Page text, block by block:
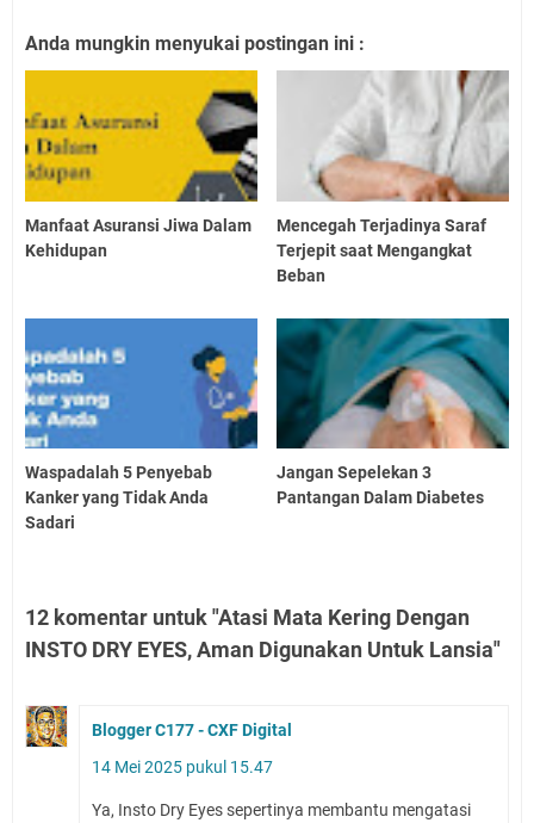
Anda mungkin menyukai postingan ini :
Manfaat Asuransi Jiwa Dalam
Kehidupan
Mencegah Terjadinya Saraf
Terjepit saat Mengangkat
Beban
Waspadalah 5 Penyebab
Kanker yang Tidak Anda
Sadari
Jangan Sepelekan 3
Pantangan Dalam Diabetes
12 komentar untuk "Atasi Mata Kering Dengan
INSTO DRY EYES, Aman Digunakan Untuk Lansia"
Blogger C177 - CXF Digital
14 Mei 2025 pukul 15.47
Ya, Insto Dry Eyes sepertinya membantu mengatasi